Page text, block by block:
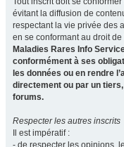
évitant la diffusion de
respectant la vie privée des
en se conformant au droit
Maladies Rares Info
conformément à ses
les données ou en rendre
directement ou par un
forums.
Respecter les autres inscrits
Il est impératif :
- de respecter les opinions,